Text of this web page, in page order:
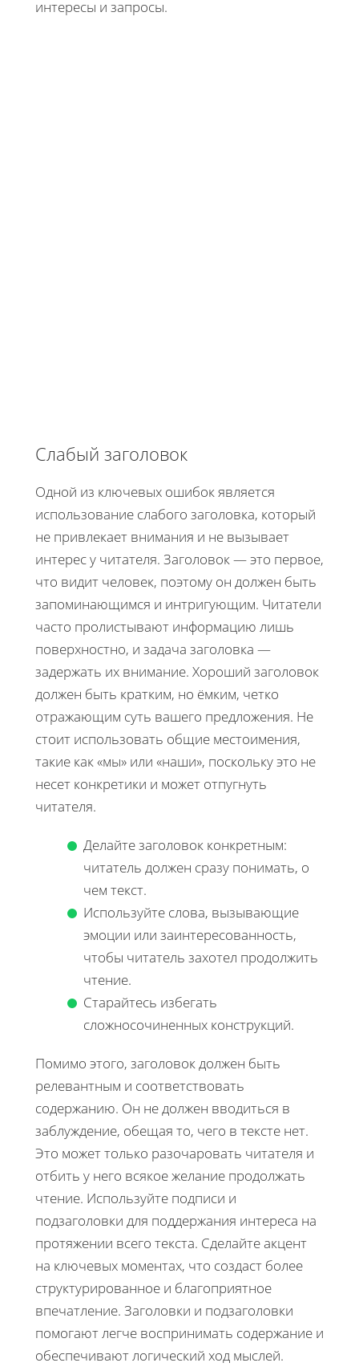
интересы и запросы.
Слабый заголовок
Одной из ключевых ошибок является
использование слабого заголовка, который
не привлекает внимания и не вызывает
интерес у читателя. Заголовок — это первое,
что видит человек, поэтому он должен быть
запоминающимся и интригующим. Читатели
часто пролистывают информацию лишь
поверхностно, и задача заголовка —
задержать их внимание. Хороший заголовок
должен быть кратким, но ёмким, четко
отражающим суть вашего предложения. Не
стоит использовать общие местоимения,
такие как «мы» или «наши», поскольку это не
несет конкретики и может отпугнуть
читателя.
Делайте заголовок конкретным:
читатель должен сразу понимать, о
чем текст.
Используйте слова, вызывающие
эмоции или заинтересованность,
чтобы читатель захотел продолжить
чтение.
Старайтесь избегать
сложносочиненных конструкций.
Помимо этого, заголовок должен быть
релевантным и соответствовать
содержанию. Он не должен вводиться в
заблуждение, обещая то, чего в тексте нет.
Это может только разочаровать читателя и
отбить у него всякое желание продолжать
чтение. Используйте подписи и
подзаголовки для поддержания интереса на
протяжении всего текста. Сделайте акцент
на ключевых моментах, что создаст более
структурированное и благоприятное
впечатление. Заголовки и подзаголовки
помогают легче воспринимать содержание и
обеспечивают логический ход мыслей.